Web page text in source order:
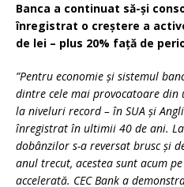
Banca a continuat să-și
înregistrat o creștere a
de lei – plus 20% față de
”Pentru economie și sistemul
dintre cele mai provocatoare
la niveluri record – în SUA și
înregistrat în ultimii 40 de ani.
dobânzilor s-a reversat brusc și
anul trecut, acestea sunt acum
accelerată. CEC Bank a